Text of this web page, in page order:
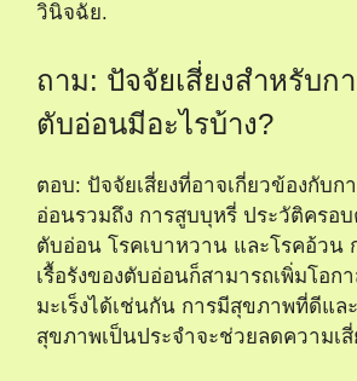
วินิจฉัย.
ถาม: ปัจจัยเสี่ยงสำหรับกา
ตับอ่อนมีอะไรบ้าง?
ตอบ: ปัจจัยเสี่ยงที่อาจเกี่ยวข้องกับก
อ่อนรวมถึง การสูบบุหรี่ ประวัติครอบ
ตับอ่อน โรคเบาหวาน และโรคอ้วน
เรื้อรังของตับอ่อนก็สามารถเพิ่มโอก
มะเร็งได้เช่นกัน การมีสุขภาพที่ดีแล
สุขภาพเป็นประจำจะช่วยลดความเสี่